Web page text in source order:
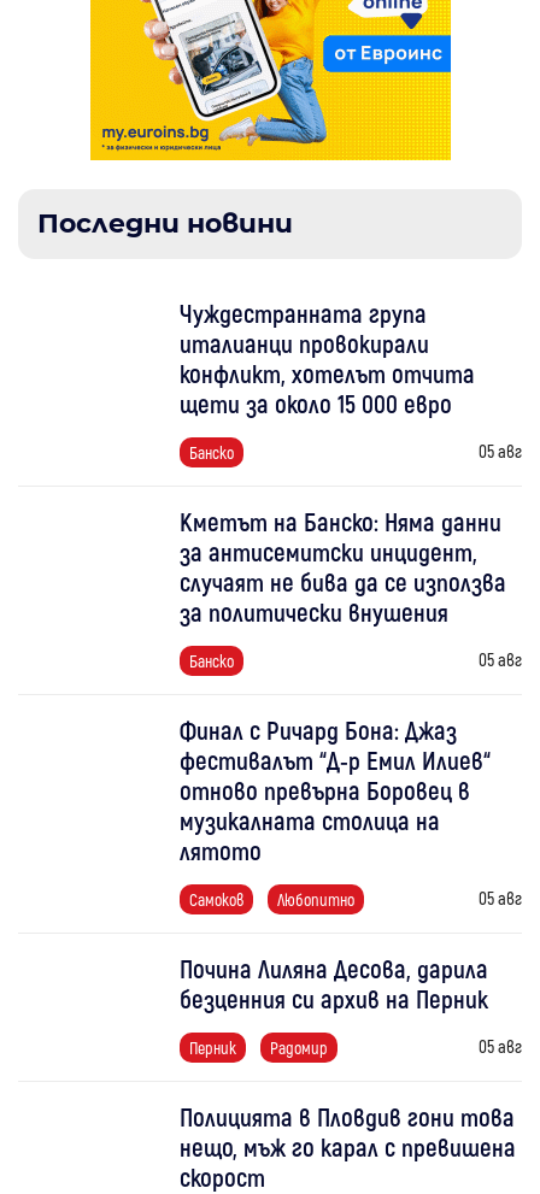
Последни новини
Чуждестранната група
италианци провокирали
конфликт, хотелът отчита
щети за около 15 000 евро
Банско 05 авг
Кметът на Банско: Няма данни
за антисемитски инцидент,
случаят не бива да се използва
за политически внушения
Банско 05 авг
Финал с Ричард Бона: Джаз
фестивалът “Д-р Емил Илиев“
отново превърна Боровец в
музикалната столица на
лятото
Самоков Любопитно 05 авг
Почина Лиляна Десова, дарила
безценния си архив на Перник
Перник Радомир 05 авг
Полицията в Пловдив гони това
нещо, мъж го карал с превишена
скорост